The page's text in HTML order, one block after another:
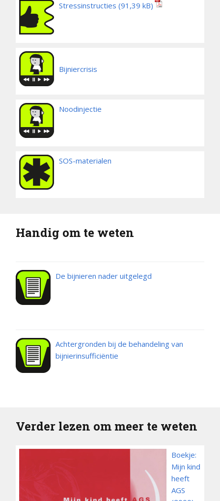
Stressinstructies
Bijniercrisis
Noodinjectie
SOS-materialen
Handig om te weten
De bijnieren nader uitgelegd
Achtergronden bij de behandeling van
bijnierinsufficiëntie
Verder lezen om meer te weten
Boekje:
Mijn kind
heeft
AGS